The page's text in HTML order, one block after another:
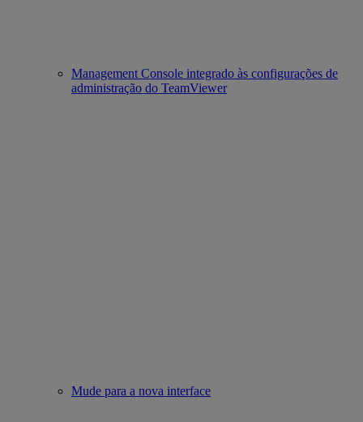
Management Console integrado às configurações de
administração do TeamViewer
Mude para a nova interface